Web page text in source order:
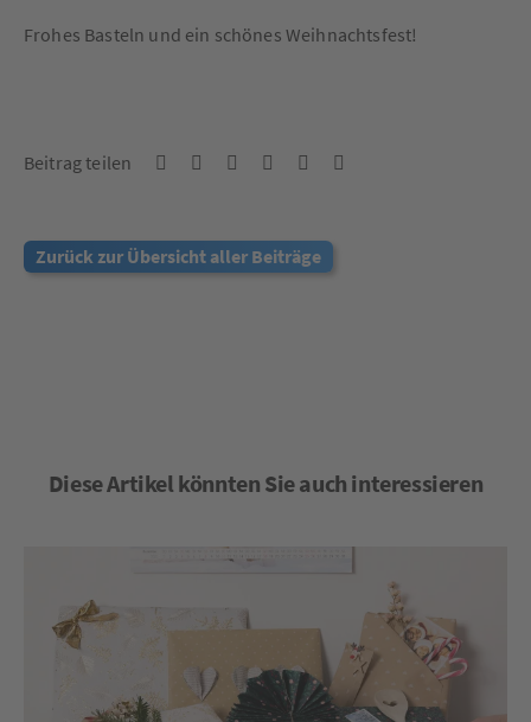
Frohes Basteln und ein schönes Weihnachtsfest!
Beitrag teilen
Zurück zur Übersicht aller Beiträge
Diese Artikel könnten Sie auch interessieren